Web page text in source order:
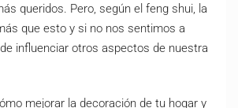
queridos. Pero, según el feng shui, la
que esto y si no nos sentimos a
influenciar otros aspectos de nuestra
mejorar la decoración de tu hogar y